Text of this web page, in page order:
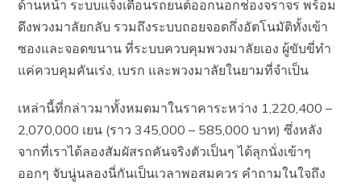
ด้านหน้า ระบบแจ้งเตือนรถยนต์ออกนอกช่องจราจร พร้อม
ดึงพวงมาลัยกลับ รวมถึงระบบถอยจอดกึ่งอัตโนมัติทั้งเข้า
ซองและจอดขนาน ที่ระบบควบคุมพวงมาลัยเอง ผู้ขับขี่ทำ
แค่ควบคุมคันเร่ง, เบรก และพวงมาลัยในยามที่จำเป็น
เหล่านี้ที่กล่าวมาทั้งหมดมาในราคาระหว่าง 1,220,400 –
2,070,000 เยน (ราว 345,000 – 585,000 บาท) ซึ่งหลัง
จากที่เราได้ลองสัมผัสรถคันจริงตัวเป็นๆ ได้ลุกนั่งเข้าๆ
ออกๆ จับนู่นลองนี่กันเป็นเวลาพอสมควร คำถามในใจถึง